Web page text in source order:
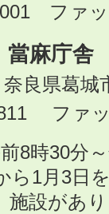
ファ
當麻庁舎
良県葛城
ファ
8時30分
ら1月3日
設があ